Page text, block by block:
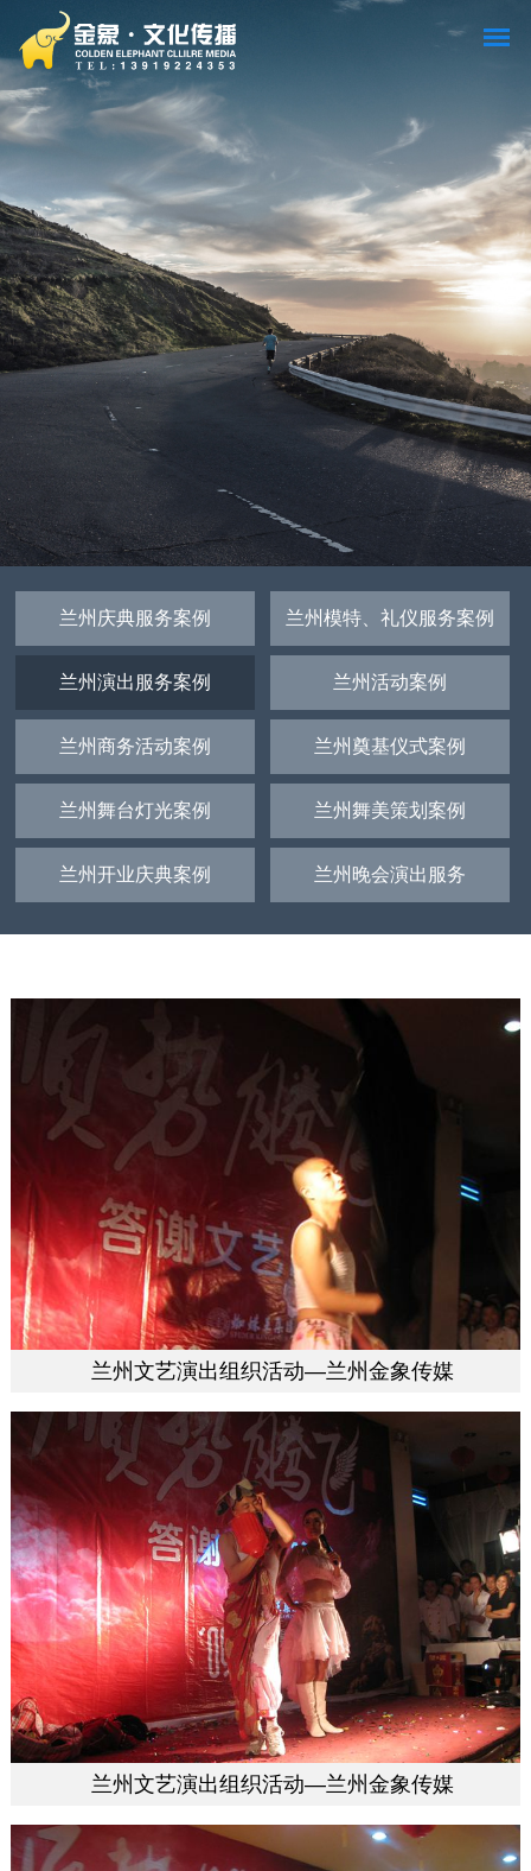
兰州庆典服务案例 兰州模特、礼仪服务案例
兰州演出服务案例 兰州活动案例
兰州商务活动案例 兰州奠基仪式案例
兰州舞台灯光案例 兰州舞美策划案例
兰州开业庆典案例 兰州晚会演出服务
兰州文艺演出组织活动—兰州金象传媒
兰州文艺演出组织活动—兰州金象传媒